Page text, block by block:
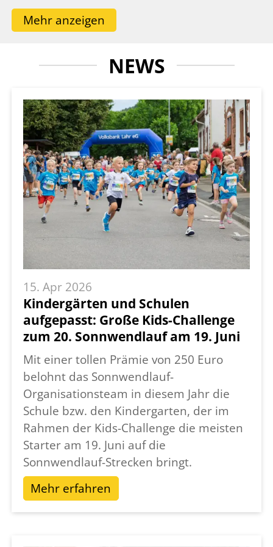
Seit meinem ersten Sonnwendlauf als
Teilnehmer gemeinsam mit meiner Frau
Atmosphäre dieser Veranstaltung: die
sportliche Motivation, die besondere
das herzliche Miteinander, das den
Sonnwendlauf Jahr für Jahr auszeichnet.
Genau das macht ihn zu weit mehr als einem
klassischen Laufevent.
Auch in diesem Jahr steht nicht die Bestzeit
im Mittelpunkt, sondern das gemeinsame
Erlebnis. Ob ambitionierte Läuferinnen und
Läufer, Freizeitjogger, Kinder oder
Laufneulinge: beim Sonnwendlauf findet jede
es zu sehen, wie sich der Lauf über die Jahre
entwickelt hat: Viele Teilnehmende, die einst
beim Kinderlauf ihre ersten Schritte gemacht
haben, gehen heute beim Hauptlauf an den
Start. Das zeigt eindrucksvoll, welche
Begeisterung und Verbundenheit dieses
Event schafft.
Mit dem beliebten 3-km-Lauf unter dem
Motto „LaufLos – der Sonnwendlauf-Charity
Run“ möchte das Orga-Team erneut alle
ermutigen, Teil dieses besonderen Tages zu
werden, ganz unabhängig von Erfahrung
oder Leistungsniveau. Denn der
Mehr anzeigen
NEWS
15. Apr 2026
Kindergärten und Schulen
aufgepasst: Große Kids-Challenge
zum 20. Sonnwendlauf am 19. Juni
Mit einer tollen Prämie von 250 Euro
belohnt das Sonnwendlauf-
Organisationsteam in diesem Jahr die
Schule bzw. den Kindergarten, der im
Rahmen der Kids-Challenge die meisten
Starter am 19. Juni auf die
Sonnwendlauf-Strecken bringt.
Mehr erfahren